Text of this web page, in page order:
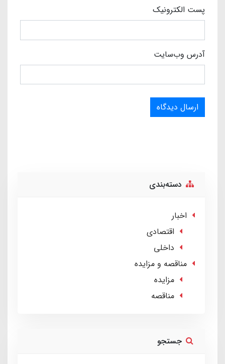
پست الکترونیک
آدرس وب‌سایت
ارسال دیدگاه
دسته‌بندی
اخبار
اقتصادی
داخلی
مناقصه و مزایده
مزایده
مناقصه
جستجو